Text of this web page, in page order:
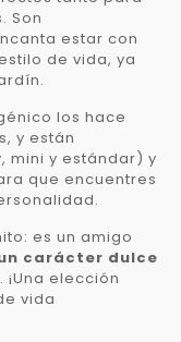
Son
estar con
de vida, ya
los hace
y están
mini y estándar) y
que encuentres
es un amigo
carácter dulce
elección
vida